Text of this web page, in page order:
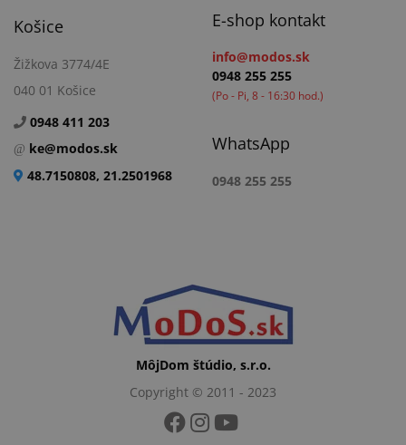
Košice
Žižkova 3774/4E
040 01 Košice
0948 411 203
ke@modos.sk
48.7150808, 21.2501968
E-shop kontakt
info@modos.sk
0948 255 255
(Po - Pi, 8 - 16:30 hod.)
WhatsApp
0948 255 255
MôjDom štúdio, s.r.o.
Copyright © 2011 - 2023